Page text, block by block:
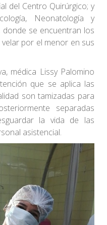
del Centro Quirúrgico; y
Neonatología y
se encuentran los
por el menor en sus
médica Lissy Palomino
que se aplica las
son tamizadas para
separadas
la vida de las
asistencial.